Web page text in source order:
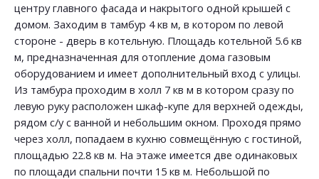
центру главного фасада и накрытого одной крышей с
домом. Заходим в тамбур 4 кв м, в котором по левой
стороне - дверь в котельную. Площадь котельной 5.6 кв
м, предназначенная для отопление дома газовым
оборудованием и имеет дополнительный вход с улицы.
Из тамбура проходим в холл 7 кв м в котором сразу по
левую руку расположен шкаф-купе для верхней одежды,
рядом с/у с ванной и небольшим окном. Проходя прямо
через холл, попадаем в кухню совмещённую с гостиной,
площадью 22.8 кв м. На этаже имеется две одинаковых
по площади спальни почти 15 кв м. Небольшой по